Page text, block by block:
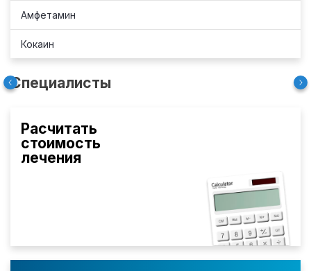
Амфетамин
Кокаин
Специалисты
Расчитать
стоимость
лечения